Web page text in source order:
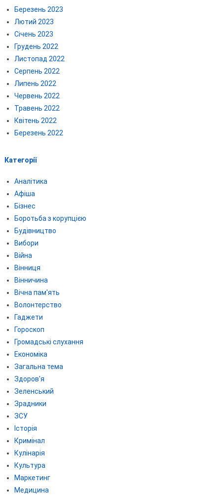
Березень 2023
Лютий 2023
Січень 2023
Грудень 2022
Листопад 2022
Серпень 2022
Липень 2022
Червень 2022
Травень 2022
Квітень 2022
Березень 2022
Категорії
Аналітика
Афіша
Бізнес
Боротьба з корупцією
Будівництво
Вибори
Війна
Вінниця
Вінничина
Вічна пам'ять
Волонтерство
Гаджети
Гороскоп
Громадські слухання
Економіка
Загальна тема
Здоров'я
Зеленський
Зрадники
ЗСУ
Історія
Кримінал
Кулінарія
Культура
Маркетинг
Медицина